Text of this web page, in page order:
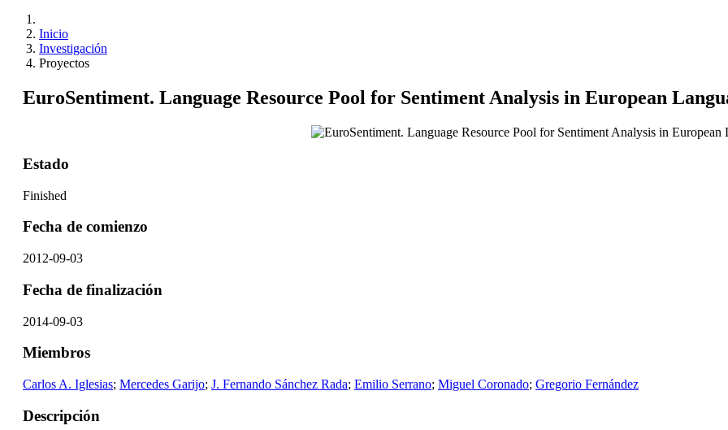
Inicio
Investigación
Proyectos
EuroSentiment. Language Resource Pool for Sentiment Analysis in European
Estado
Finished
Fecha de comienzo
2012-09-03
Fecha de finalización
2014-09-03
Miembros
Carlos A. Iglesias; Mercedes Garijo; J. Fernando Sánchez Rada; Emilio Serrano; Miguel Coronado; Gregorio Fernández
Descripción